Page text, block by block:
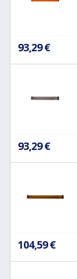
93,29 €
93,29 €
104,59 €